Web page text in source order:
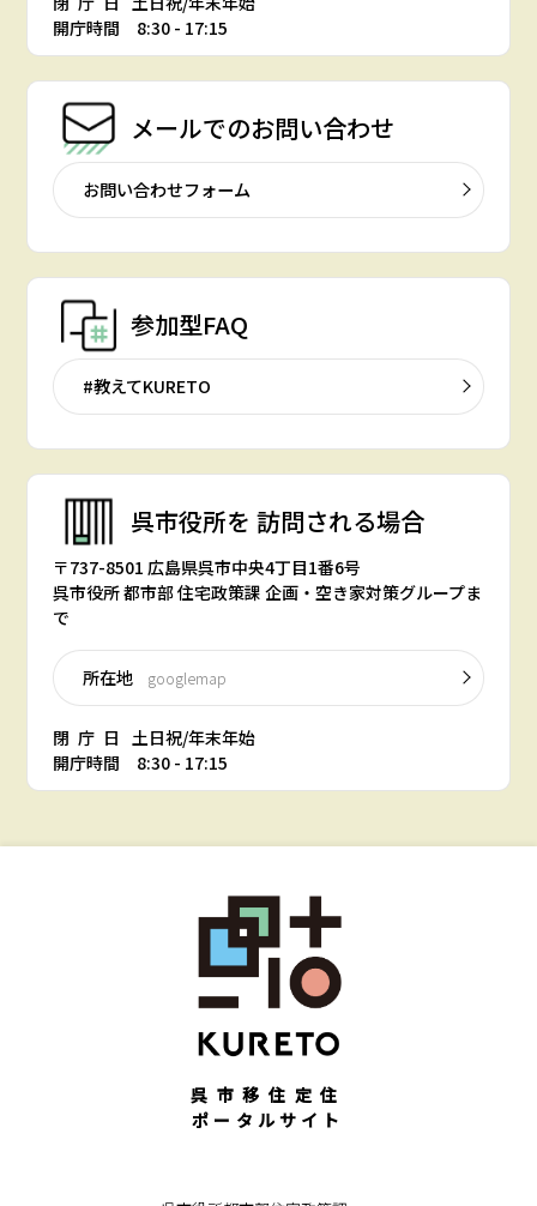
開庁時間 8:30 - 17:15
メールでのお問い合わせ
お問い合わせフォーム
参加型FAQ
#教えてKURETO
呉市役所を 訪問される場合
〒737-8501 広島県呉市中央4丁目1番6号
呉市役所 都市部 住宅政策課 企画・空き家対策グループま
で
所在地 googlemap
閉庁日
土日祝/年末年始
開庁時間 8:30 - 17:15
呉市移住定住
ポータルサイト